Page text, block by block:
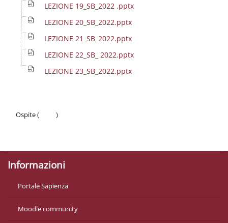
LEZIONE 19_SB_2022 .pptx
LEZIONE 20_SB_2022.pptx
LEZIONE 21_SB_2022.pptx
LEZIONE 22_SB_ 2022.pptx
LEZIONE 23_SB_2022.pptx
Ospite (
)
Informazioni
Portale Sapienza
Moodle community